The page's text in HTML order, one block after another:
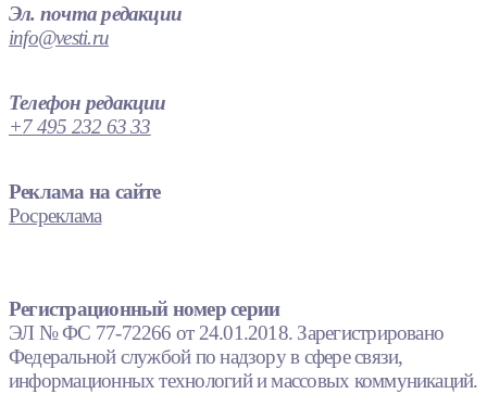
Эл. почта редакции
info@vesti.ru
Телефон редакции
+7 495 232 63 33
Реклама на сайте
Росреклама
Регистрационный номер серии
ЭЛ № ФС 77-72266 от 24.01.2018. Зарегистрировано
Федеральной службой по надзору в сфере связи,
информационных технологий и массовых коммуникаций.